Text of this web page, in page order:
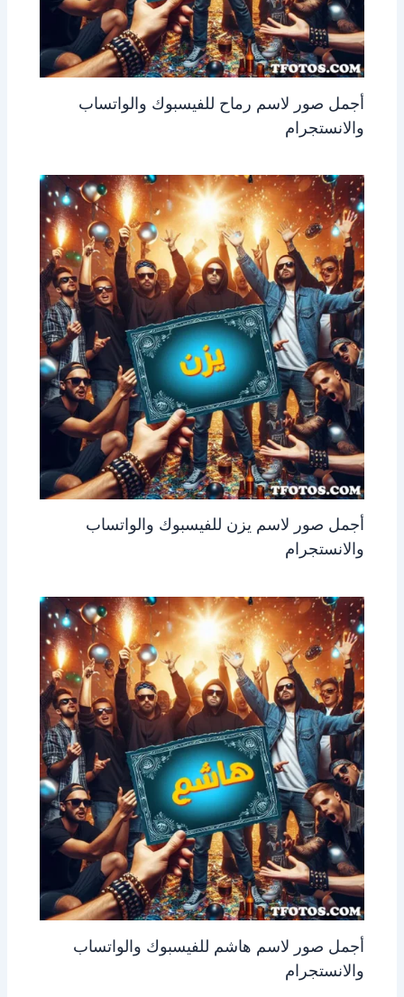
أجمل صور لاسم رماح للفيسبوك والواتساب
والانستجرام
أجمل صور لاسم يزن للفيسبوك والواتساب
والانستجرام
أجمل صور لاسم هاشم للفيسبوك والواتساب
والانستجرام